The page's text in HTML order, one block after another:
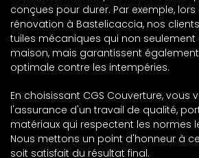
conçues pour durer. Par exemple,
rénovation à Bastelicaccia, nos
tuiles mécaniques qui non seulement
maison, mais garantissent
optimale contre les intempéries.
En choisissant CGS Couverture, vous
l'assurance d'un travail de qualité,
matériaux qui respectent les normes
Nous mettons un point d'honneur à
soit satisfait du résultat final.